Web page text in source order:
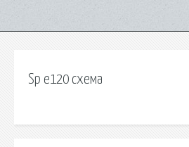
Sp e120 схема